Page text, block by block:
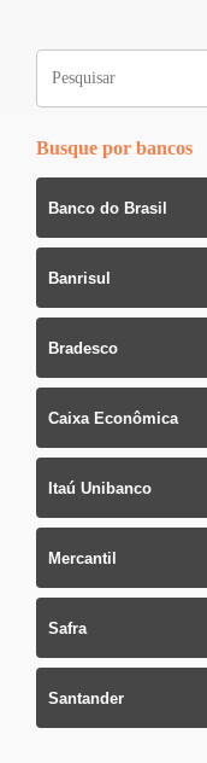
o
o
Busque por bancos
Banco do Brasil
Banrisul
Bradesco
Caixa Econômica
Itaú Unibanco
Mercantil
Safra
Santander